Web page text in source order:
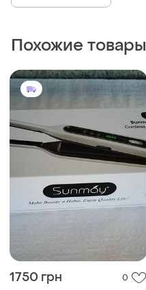
Похожие товары
1750 грн 0